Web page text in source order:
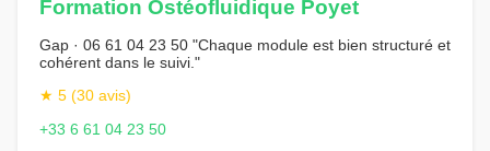
Formation Ostéofluidique Poyet
Gap · 06 61 04 23 50 "Chaque module est bien structuré et
cohérent dans le suivi."
★ 5 (30 avis)
+33 6 61 04 23 50